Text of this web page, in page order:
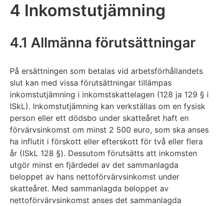
4 Inkomstutjämning
4.1 Allmänna förutsättningar
På ersättningen som betalas vid arbetsförhållandets
slut kan med vissa förutsättningar tillämpas
inkomstutjämning i inkomstskattelagen (128 ja 129 § i
ISkL). Inkomstutjämning kan verkställas om en fysisk
person eller ett dödsbo under skatteåret haft en
förvärvsinkomst om minst 2 500 euro, som ska anses
ha influtit i förskott eller efterskott för två eller flera
år (ISkL 128 §). Dessutom förutsätts att inkomsten
utgör minst en fjärdedel av det sammanlagda
beloppet av hans nettoförvärvsinkomst under
skatteåret. Med sammanlagda beloppet av
nettoförvärvsinkomst anses det sammanlagda